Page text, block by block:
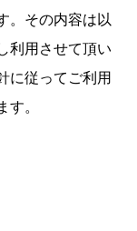
。その内容は以
利用させて頂い
に従ってご利用
す。